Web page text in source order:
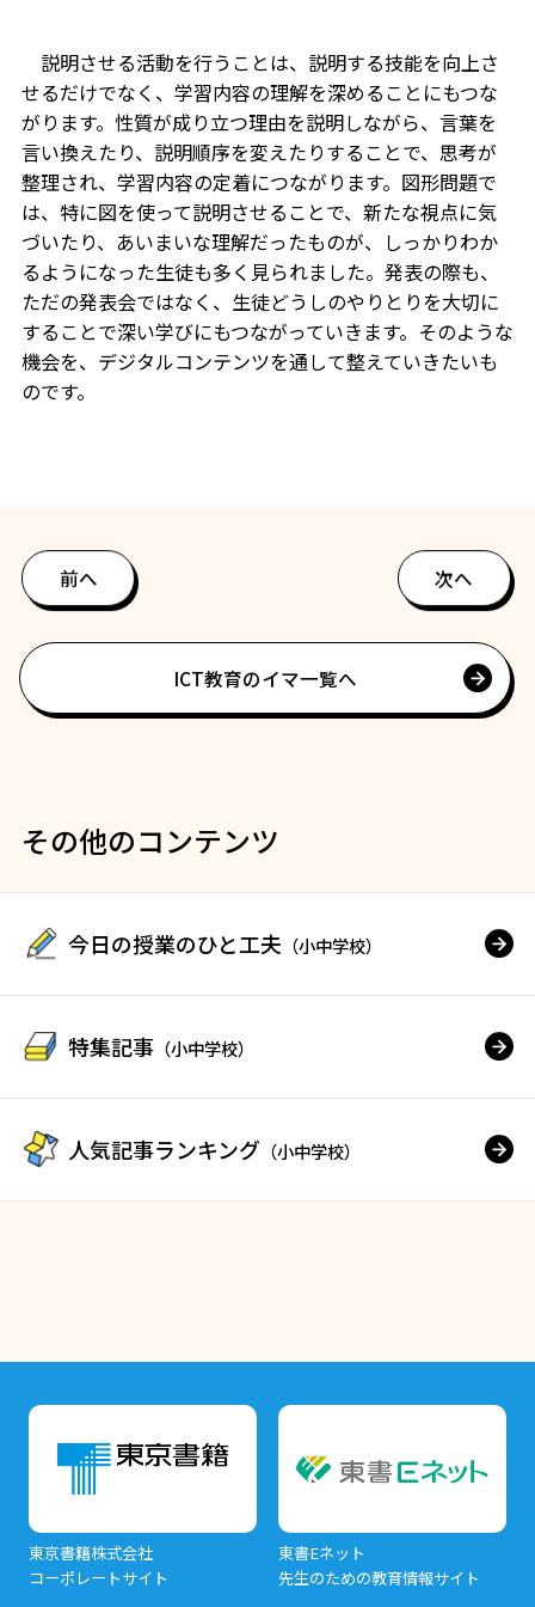
説明させる活動を行うことは、説明する技能を向上さ
せるだけでなく、学習内容の理解を深めることにもつな
がります。性質が成り立つ理由を説明しながら、言葉を
言い換えたり、説明順序を変えたりすることで、思考が
整理され、学習内容の定着につながります。図形問題で
は、特に図を使って説明させることで、新たな視点に気
づいたり、あいまいな理解だったものが、しっかりわか
るようになった生徒も多く見られました。発表の際も、
ただの発表会ではなく、生徒どうしのやりとりを大切に
することで深い学びにもつながっていきます。そのような
機会を、デジタルコンテンツを通して整えていきたいも
のです。
前へ 次へ
ICT教育のイマ一覧へ
その他のコンテンツ
今日の授業のひと工夫 （小中学校）
特集記事 （小中学校）
人気記事ランキング （小中学校）
東京書籍株式会社
コーポレートサイト
東書Eネット
先生のための教育情報サイト